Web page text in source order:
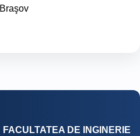
FACULTATEA DE INGINERIE